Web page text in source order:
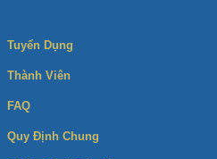
Tuyển Dụng
Thành Viên
FAQ
Quy Định Chung